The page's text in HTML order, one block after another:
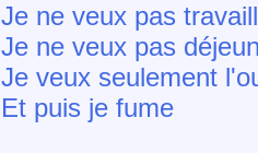
Je ne veux pas
Je ne veux pas
Je veux seulement
Et puis je fume